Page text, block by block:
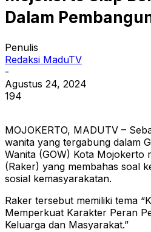
Dalam
Penulis
Redaksi MaduTV
-
Agustus 24, 2024
194
MOJOKERTO, MADUTV –
wanita yang tergabung dalam
Wanita (GOW) Kota Mojokerto
(Raker) yang membahas soal
sosial kemasyarakatan.
Raker tersebut memiliki tema
Memperkuat Karakter Peran
Keluarga dan Masyarakat.”